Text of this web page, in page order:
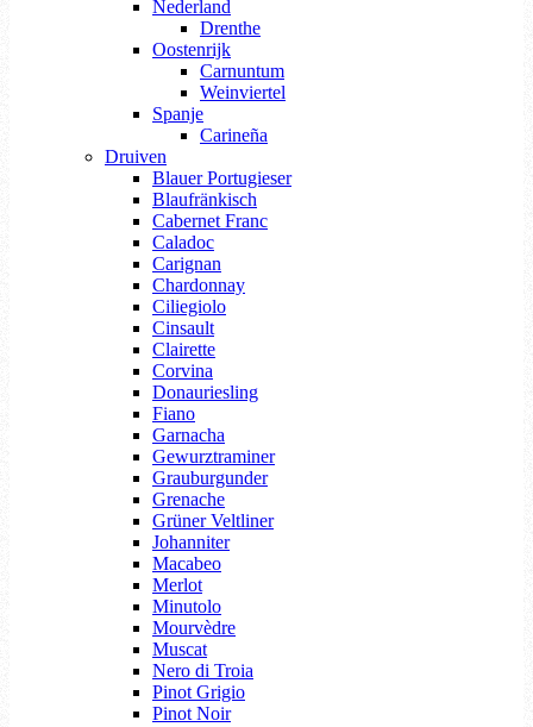
Nederland
Drenthe
Oostenrijk
Carnuntum
Weinviertel
Spanje
Carineña
Druiven
Blauer Portugieser
Blaufränkisch
Cabernet Franc
Caladoc
Carignan
Chardonnay
Ciliegiolo
Cinsault
Clairette
Corvina
Donauriesling
Fiano
Garnacha
Gewurztraminer
Grauburgunder
Grenache
Grüner Veltliner
Johanniter
Macabeo
Merlot
Minutolo
Mourvèdre
Muscat
Nero di Troia
Pinot Grigio
Pinot Noir